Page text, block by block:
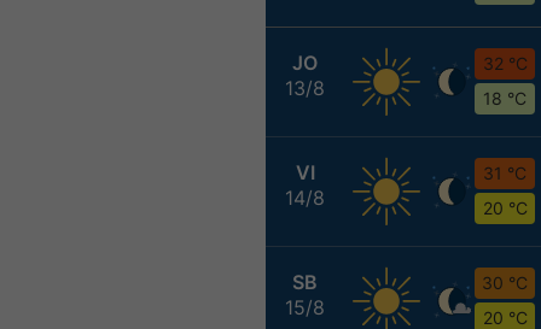
JO
13/8
32 °C
18 °C
VI
14/8
31 °C
20 °C
SB
15/8
30 °C
20 °C